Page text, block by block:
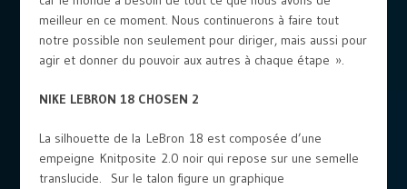
meilleur en ce moment. Nous continuerons à faire tout
notre possible non seulement pour diriger, mais aussi pour
agir et donner du pouvoir aux autres à chaque étape ».
NIKE LEBRON 18 CHOSEN 2
La silhouette de la LeBron 18 est composée d’une
empeigne Knitposite 2.0 noir qui repose sur une semelle
translucide. Sur le talon figure un graphique